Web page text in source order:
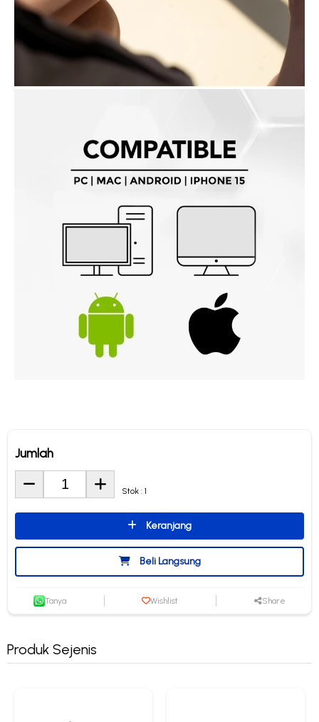
Jumlah
Stok : 1
Keranjang
Beli Langsung
Tanya Wishlist Share
Produk Sejenis